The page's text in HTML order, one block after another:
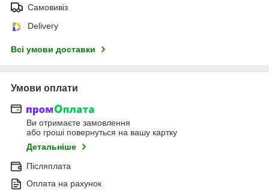
Самовивіз
Delivery
Всі умови доставки
Умови оплати
Ви отримаєте замовлення
або гроші повернуться на вашу картку
Детальніше
Післяплата
Оплата на рахунок